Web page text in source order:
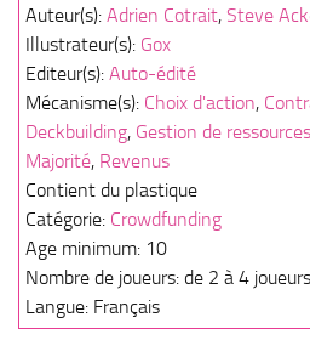
Auteur(s): Adrien Cotrait, Steve
Illustrateur(s): Gox
Editeur(s): Auto-édité
Mécanisme(s): Choix d'action,
Deckbuilding, Gestion de ressources
Majorité, Revenus
Contient du plastique
Catégorie: Crowdfunding
Age minimum: 10
Nombre de joueurs: de 2 à 4 joueurs
Langue: Français